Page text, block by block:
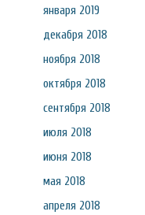
января 2019
декабря 2018
ноября 2018
октября 2018
сентября 2018
июля 2018
июня 2018
мая 2018
апреля 2018